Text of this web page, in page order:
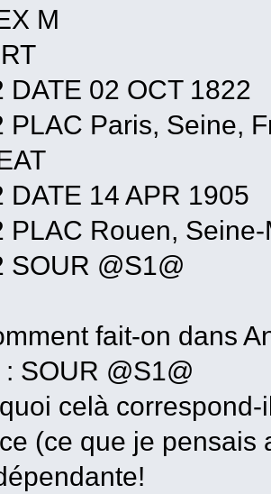
M
02 OCT 1822
Paris, Seine,
14 APR 1905
Rouen, Seine-
@S1@
fait-on dans
SOUR @S1@
celà
(ce que je pensais